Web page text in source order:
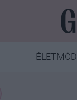
ÉLETMÓD